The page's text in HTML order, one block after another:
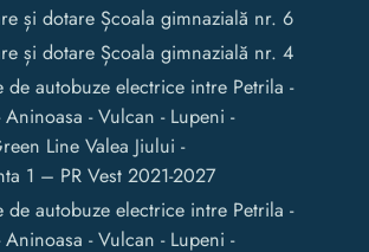
și dotare Școala gimnazială nr. 6
și dotare Școala gimnazială nr. 4
de autobuze electrice intre Petrila -
Aninoasa - Vulcan - Lupeni -
Line Valea Jiului -
1 – PR Vest 2021-2027
de autobuze electrice intre Petrila -
Aninoasa - Vulcan - Lupeni -